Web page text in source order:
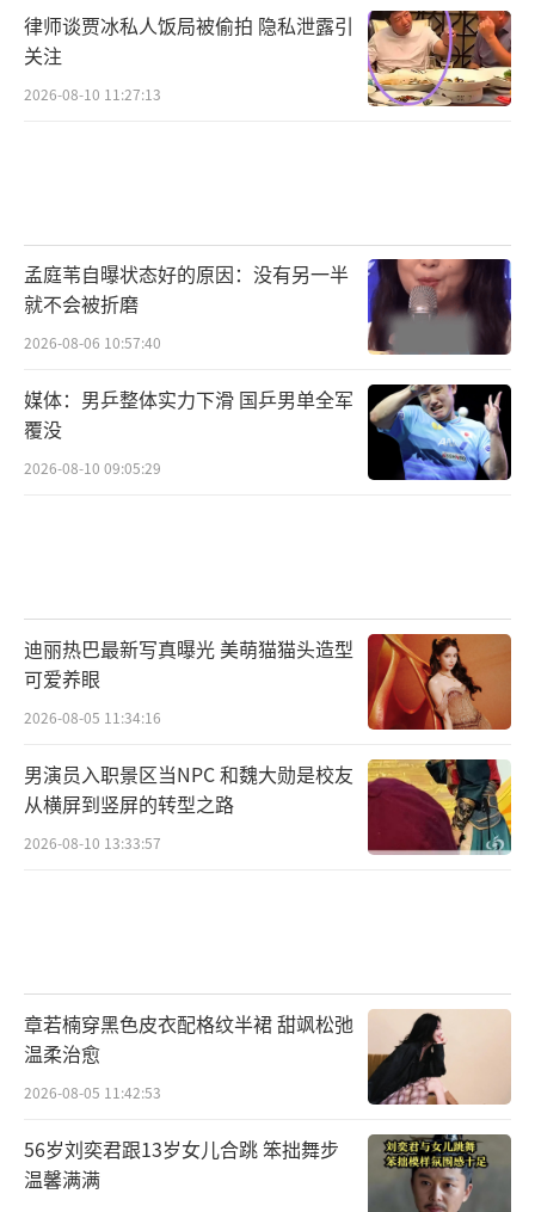
原文：今天没有用“所有女生”开头，因
为李佳琦让大家失望了，在看这条微博的所有
人，对不起。
服的话。今天工作的时候我也一直在反思，在
回想，如果我是评论里的那位女生，会多失望
啊。
我本就是一个彩妆柜台销售员，深知大家
的工作都是辛苦和不容易的。我说的话辜负了
你们的期望，真的很抱歉。之所以没有立马回
应，是我想结束工作后认真地向评论里的那位
一路走来，我知道大家的信任才是直播间
最重要的基础。我也希望一直保持最好的状态
务好所有的消费者。
再次说声对不起，诚恳接受大家的批评。
事件回顾：李佳琦带货怼网友惹争议：工
资涨没涨，有没有认真工作？
近日，李佳琦在直播活动中介绍花西子眉
笔时，看到有网友留言说越来越贵了，他反
问“哪里贵了？这么多年都是这个价格，不要
律师谈贾冰私人饭局被偷拍 隐私泄露引
关注
2026-08-10 11:27:13
孟庭苇自曝状态好的原因：没有另一半
就不会被折磨
2026-08-06 10:57:40
媒体：男乒整体实力下滑 国乒男单全军
覆没
2026-08-10 09:05:29
迪丽热巴最新写真曝光 美萌猫猫头造型
可爱养眼
2026-08-05 11:34:16
男演员入职景区当NPC 和魏大勋是校友
从横屏到竖屏的转型之路
2026-08-10 13:33:57
章若楠穿黑色皮衣配格纹半裙 甜飒松弛
温柔治愈
2026-08-05 11:42:53
56岁刘奕君跟13岁女儿合跳 笨拙舞步
温馨满满